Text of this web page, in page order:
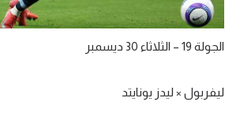
الجولة 19 – الثلاثاء 30 ديسمبر
ليفربول × ليدز يونايتد